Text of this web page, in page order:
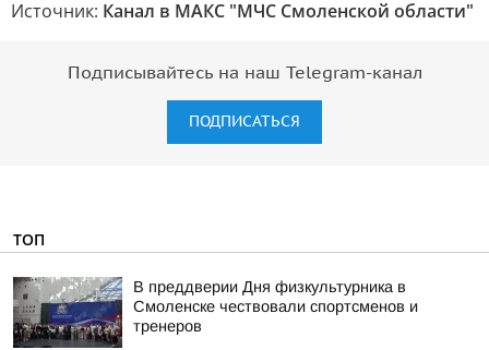
Источник: Канал в МАКС "МЧС Смоленской области"
Подписывайтесь на наш Telegram-канал
ПОДПИСАТЬСЯ
ТОП
В преддверии Дня физкультурника в
Смоленске чествовали спортсменов и
тренеров